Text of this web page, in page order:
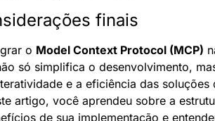
finais
o Model Context Protocol (MCP)
só simplifica o desenvolvimento,
e a eficiência das
artigo, você aprendeu sobre a
de sua implementação e